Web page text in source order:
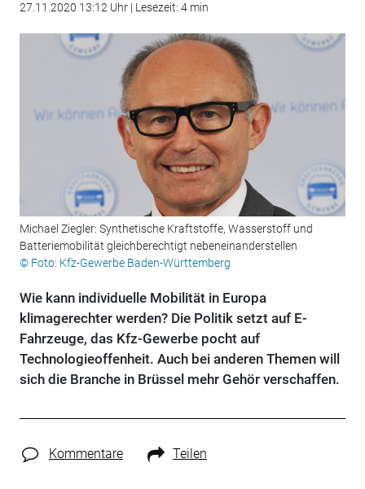
27.11.2020 13:12 Uhr | Lesezeit: 4 min
Michael Ziegler: Synthetische Kraftstoffe, Wasserstoff und
Batteriemobilität gleichberechtigt nebeneinanderstellen
© Foto: Kfz-Gewerbe Baden-Württemberg
Wie kann individuelle Mobilität in Europa
klimagerechter werden? Die Politik setzt auf E-
Fahrzeuge, das Kfz-Gewerbe pocht auf
Technologieoffenheit. Auch bei anderen Themen will
sich die Branche in Brüssel mehr Gehör verschaffen.
Kommentare Teilen